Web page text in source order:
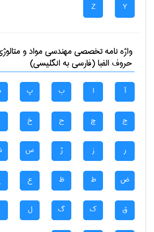
Y
Z
واژه نامه تخصصیمهندسی مواد و
حروف الفبا (فارسی به انگلیسی)
آ ا ب پ
ج چ ح خ
ر ز ژ س
ض ط ظ ع
ق ک گ ل